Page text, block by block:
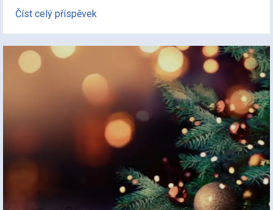
Číst celý příspěvek